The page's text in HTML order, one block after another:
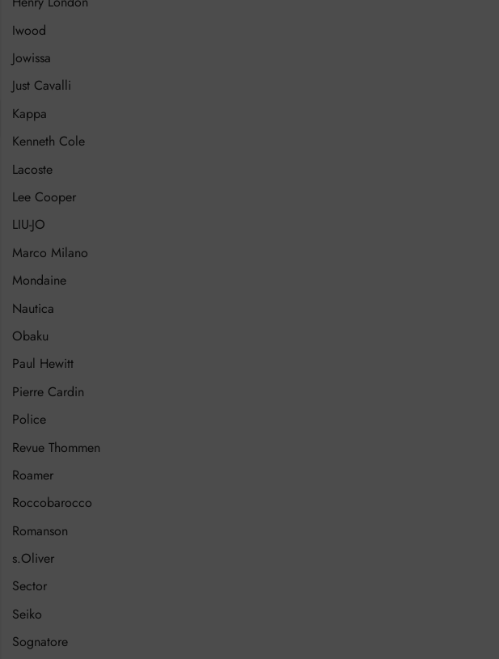
Iwood
Jowissa
Just Cavalli
Kappa
Kenneth Cole
Lacoste
Lee Cooper
LIU-JO
Marco Milano
Mondaine
Nautica
Obaku
Paul Hewitt
Pierre Cardin
Police
Revue Thommen
Roamer
Roccobarocco
Romanson
s.Oliver
Sector
Seiko
Sognatore